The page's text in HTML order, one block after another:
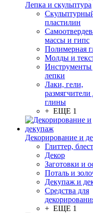
Лепка и скульптура
пластилин
массы и гипс
Полимерная
Молды и
Инструменты
лепки
Лаки, гели,
размягчители
глины
+ ЕЩЕ 1
Декорирование и
Глиттер,
Декор
Заготовки и
Поталь и
Декупаж и
Средства для
+ ЕЩЕ 1